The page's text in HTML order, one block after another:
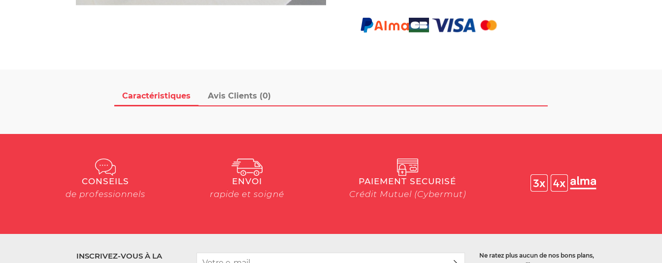
Caractéristiques Avis Clients (0)
CONSEILS
de professionnels
ENVOI
rapide et soigné
PAIEMENT SECURISÉ
Crédit Mutuel (Cybermut)
INSCRIVEZ-VOUS À LA
Ne ratez plus aucun de nos bons plans,